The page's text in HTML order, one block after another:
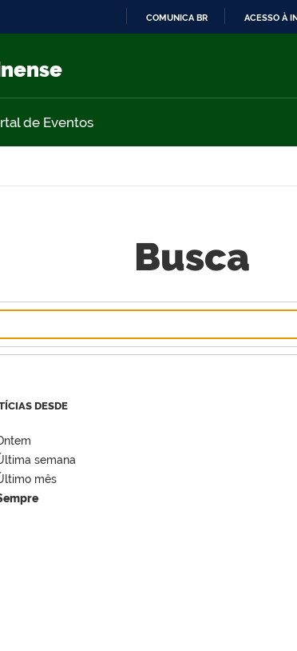
COMUNICA BR ACESSO À
de Eventos
Busca
DESDE
semana
mês